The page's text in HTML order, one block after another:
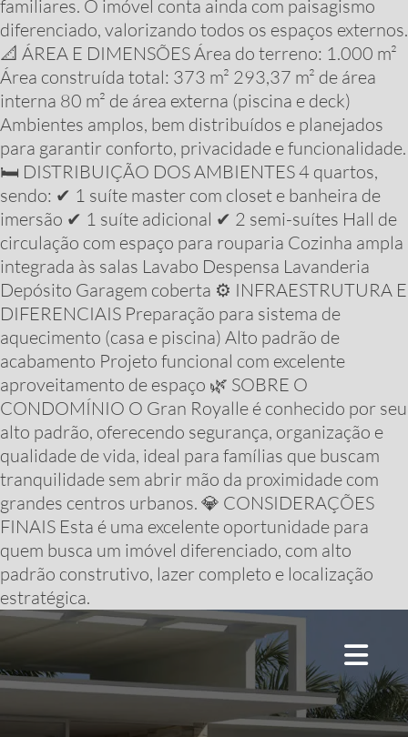
familiares. O imóvel conta ainda com paisagismo
diferenciado, valorizando todos os espaços externos.
📐 ÁREA E DIMENSÕES Área do terreno: 1.000 m²
Área construída total: 373 m² 293,37 m² de área
interna 80 m² de área externa (piscina e deck)
Ambientes amplos, bem distribuídos e planejados
para garantir conforto, privacidade e funcionalidade.
🛏️ DISTRIBUIÇÃO DOS AMBIENTES 4 quartos,
sendo: ✔ 1 suíte master com closet e banheira de
imersão ✔ 1 suíte adicional ✔ 2 semi-suítes Hall de
circulação com espaço para rouparia Cozinha ampla
integrada às salas Lavabo Despensa Lavanderia
Depósito Garagem coberta ⚙️ INFRAESTRUTURA E
DIFERENCIAIS Preparação para sistema de
aquecimento (casa e piscina) Alto padrão de
acabamento Projeto funcional com excelente
aproveitamento de espaço 🌿 SOBRE O
CONDOMÍNIO O Gran Royalle é conhecido por seu
alto padrão, oferecendo segurança, organização e
qualidade de vida, ideal para famílias que buscam
tranquilidade sem abrir mão da proximidade com
grandes centros urbanos. 💎 CONSIDERAÇÕES
FINAIS Esta é uma excelente oportunidade para
quem busca um imóvel diferenciado, com alto
padrão construtivo, lazer completo e localização
estratégica.